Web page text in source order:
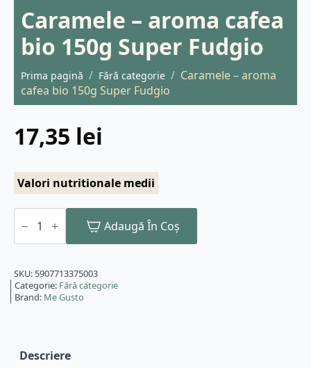
Caramele – aroma cafea
bio 150g Super Fudgio
Prima pagină Fără categorie
Caramele – aroma
cafea bio 150g Super Fudgio
17,35 lei
Valori nutritionale medii
Cantitate
Caramele
aroma
bio
150g
Super
Fudgio
Adaugă În Coș
SKU: 5907713375003
Categorie: Fără categorie
Brand: Me Gusto
Descriere